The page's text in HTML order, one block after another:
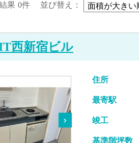
果 0件 並び替え：
西新宿ビル
住所
最寄駅
竣工
基準階坪数